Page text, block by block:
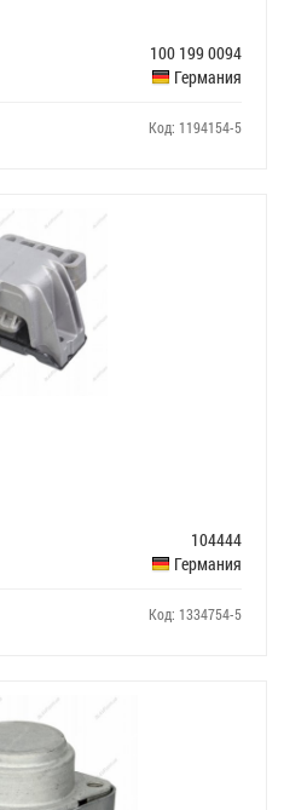
100 199 0094
Германия
Код: 1194154-5
104444
Германия
Код: 1334754-5